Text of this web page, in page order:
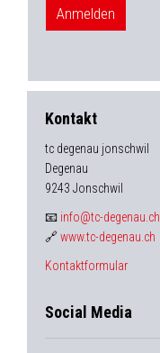
Kontakt
tc degenau jonschwil
Degenau
9243 Jonschwil
📧 info@tc-degenau.ch
🔗www.tc-degenau.ch
Kontaktformular
Social Media